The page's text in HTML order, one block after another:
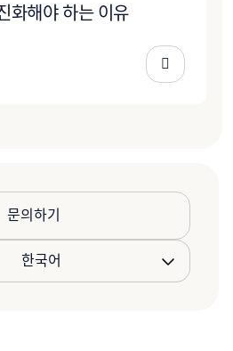
화해야 하는 이유
문의하기